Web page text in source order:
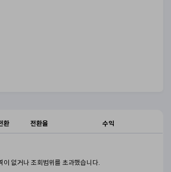
환 전환율 수익
이 없거나 조회범위를 초과했습니다.